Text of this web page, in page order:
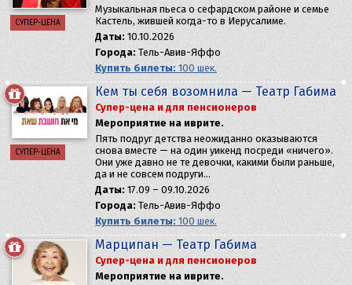
СУПЕР-ЦЕНА
Музыкальная пьеса о сефардском районе и семье
Кастель, жившей когда-то в Иерусалиме.
Даты: 10.10.2026
Города: Тель-Авив-Яффо
Купить билеты: 100 шек.
СУПЕР-ЦЕНА
Кем ты себя возомнила — Театр Габима
Супер-цена и для пенсионеров
Мероприятие на иврите.
Пять подруг детства неожиданно оказываются
снова вместе — на один уикенд посреди «ничего».
Они уже давно не те девочки, какими были раньше,
да и не совсем подруги…
Даты: 17.09 – 09.10.2026
Города: Тель-Авив-Яффо
Купить билеты: 100 шек.
Марципан — Театр Габима
Супер-цена и для пенсионеров
Мероприятие на иврите.